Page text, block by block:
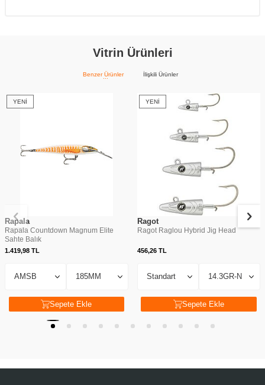
Vitrin Ürünleri
Benzer Ürünler İlişkili Ürünler
YENI
Rapala
Rapala Countdown Magnum Elite
Sahte Balık
1.419,98 TL
Sepete Ekle
YENI
Ragot
Ragot Raglou Hybrid Jig Head
456,26TL
Sepete Ekle